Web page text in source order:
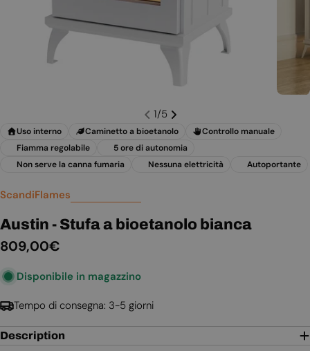
1/5
Uso interno Caminetto a bioetanolo
Controllo manuale
Fiamma regolabile
5 ore di autonomia
Non serve la canna fumaria
Nessuna elettricità Autoportante
ScandiFlames
Austin - Stufa a bioetanolo bianca
Prezzo
809,00€
Disponibile in magazzino
Tempo di consegna: 3-5 giorni
Description